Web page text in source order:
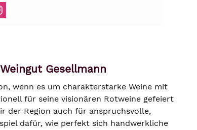
Gesellmann
wenn es um charakterstarke Weine mit
für seine visionären Rotweine gefeiert
der Region auch für anspruchsvolle,
dafür, wie perfekt sich handwerkliche